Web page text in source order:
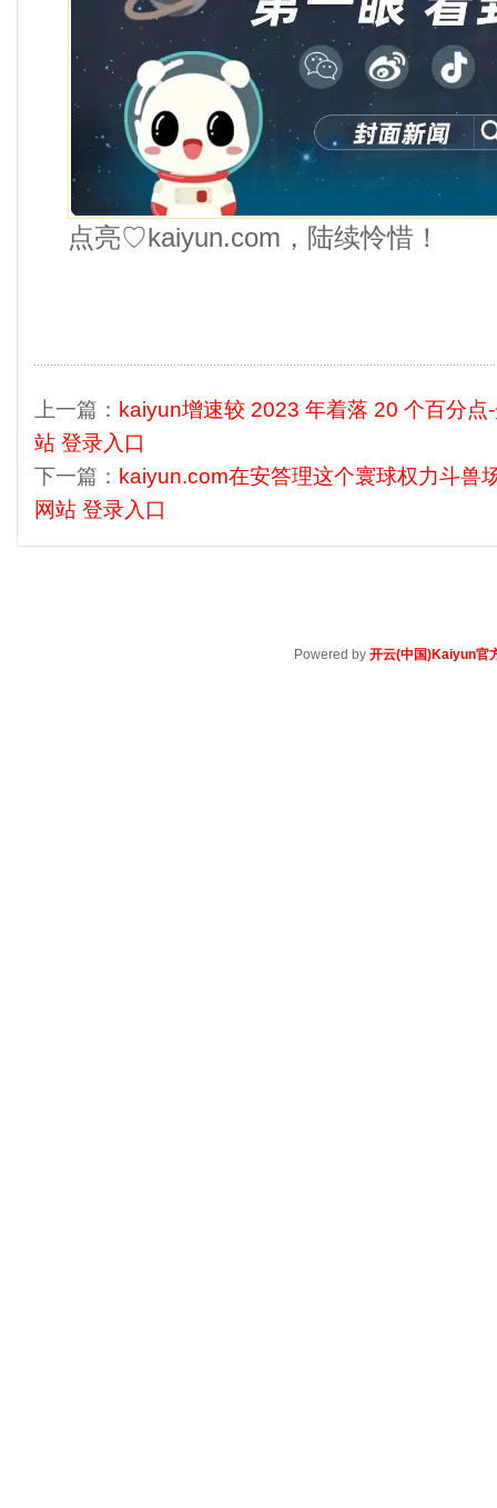
点亮♡kaiyun.com，陆续怜惜！
上一篇： kaiyun增速较 2023 年着落 20 个百分
站 登录入口
下一篇： kaiyun.com在安答理这个寰球权力斗兽
网站 登录入口
Powered by 开云(中国)Kaiyun官